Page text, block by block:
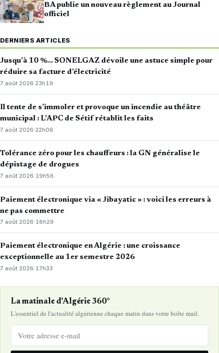
BA publie un nouveau règlement au Journal
officiel
DERNIERS ARTICLES
Jusqu’à 10 %… SONELGAZ dévoile une astuce simple pour
réduire sa facture d’électricité
7 août 2026·23h19
Il tente de s’immoler et provoque un incendie au théâtre
municipal : L’APC de Sétif rétablit les faits
7 août 2026·22h06
Tolérance zéro pour les chauffeurs : la GN généralise le
dépistage de drogues
7 août 2026·19h56
Paiement électronique via « Jibayatic » : voici les erreurs à
ne pas commettre
7 août 2026·18h29
Paiement électronique en Algérie : une croissance
exceptionnelle au 1er semestre 2026
7 août 2026· 17h33
La matinale d'Algérie 360°
L'essentiel de l'actualité algérienne chaque matin dans votre boîte mail.